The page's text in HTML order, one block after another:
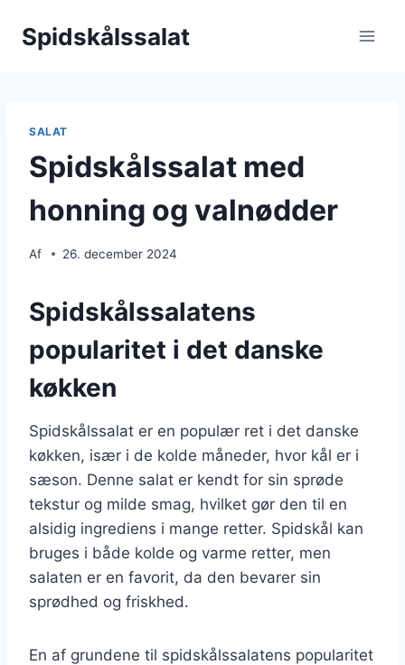
Spidskålssalat
SALAT
Spidskålssalat med
honning og valnødder
Af 26. december 2024
Spidskålssalatens
popularitet i det danske
køkken
Spidskålssalat er en populær ret i det danske
køkken, især i de kolde måneder, hvor kål er i
sæson. Denne salat er kendt for sin sprøde
tekstur og milde smag, hvilket gør den til en
alsidig ingrediens i mange retter. Spidskål kan
bruges i både kolde og varme retter, men
salaten er en favorit, da den bevarer sin
sprødhed og friskhed.
En af grundene til spidskålssalatens popularitet